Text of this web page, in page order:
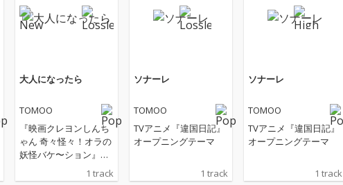
大人になったら
TOMOO
『映画クレヨンしんち
ゃん 奇々怪々！オラの
妖怪バケ〜ション』主
1 track
ソナーレ
TOMOO
TVアニメ『違国日記』
オープニングテーマ
1 track
ソナーレ
TOMOO
TVアニメ『違国日記』
オープニングテーマ
1 track